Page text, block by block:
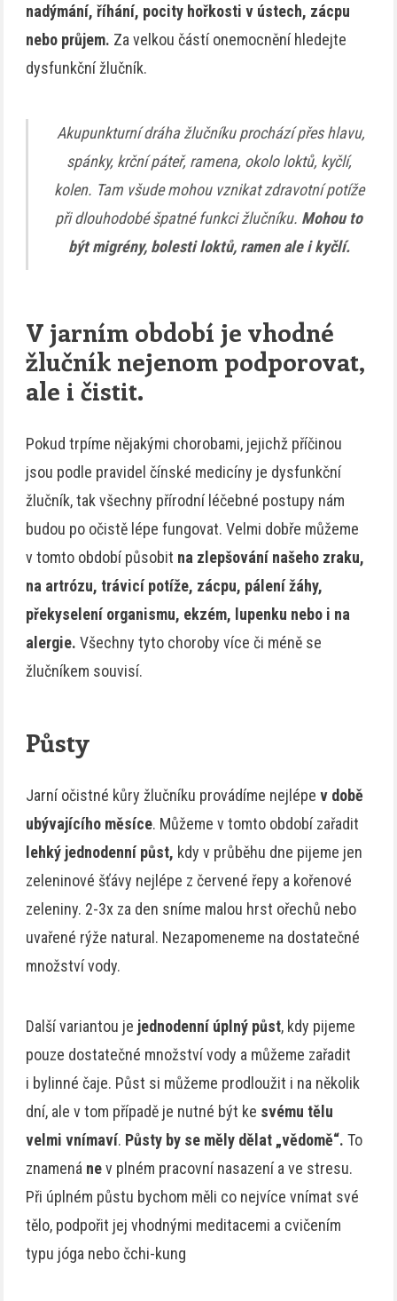
nadýmání, říhání, pocity hořkosti v ústech, zácpu
nebo průjem. Za velkou částí onemocnění hledejte
dysfunkční žlučník.
Akupunkturní dráha žlučníku prochází přes hlavu,
spánky, krční páteř, ramena, okolo loktů, kyčlí,
kolen. Tam všude mohou vznikat zdravotní potíže
při dlouhodobé špatné funkci žlučníku. Mohou to
být migrény, bolesti loktů, ramen ale i kyčlí.
V jarním období je vhodné
žlučník nejenom podporovat,
ale i čistit.
Pokud trpíme nějakými chorobami, jejichž příčinou
jsou podle pravidel čínské medicíny je dysfunkční
žlučník, tak všechny přírodní léčebné postupy nám
budou po očistě lépe fungovat. Velmi dobře můžeme
v tomto období působit na zlepšování našeho zraku,
na artrózu, trávicí potíže, zácpu, pálení žáhy,
překyselení organismu, ekzém, lupenku nebo i na
alergie. Všechny tyto choroby více či méně se
žlučníkem souvisí.
Půsty
Jarní očistné kůry žlučníku provádíme nejlépe v době
ubývajícího měsíce. Můžeme v tomto období zařadit
lehký jednodenní půst, kdy v průběhu dne pijeme jen
zeleninové šťávy nejlépe z červené řepy a kořenové
zeleniny. 2-3x za den sníme malou hrst ořechů nebo
uvařené rýže natural. Nezapomeneme na dostatečné
množství vody.
Další variantou je jednodenní úplný půst, kdy pijeme
pouze dostatečné množství vody a můžeme zařadit
i bylinné čaje. Půst si můžeme prodloužit i na několik
dní, ale v tom případě je nutné být ke svému tělu
velmi vnímaví. Půsty by se měly dělat „vědomě“. To
znamená nev plném pracovní nasazení a ve stresu.
Při úplném půstu bychom měli co nejvíce vnímat své
tělo, podpořit jej vhodnými meditacemi a cvičením
typu jóga nebo čchi-kung